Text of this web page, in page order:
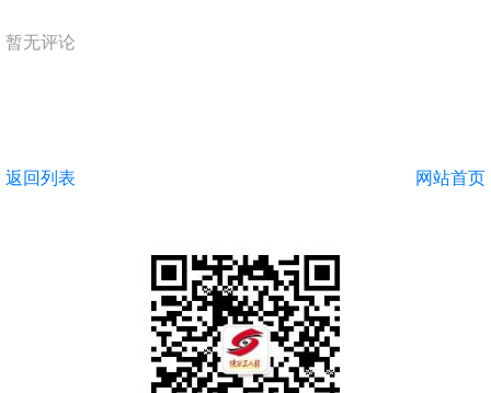
暂无评论
返回列表 网站首页